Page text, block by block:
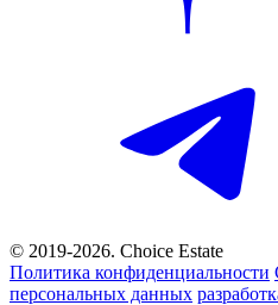
© 2019-2026. Choice Estate
Политика конфиденциальности
персональных данных